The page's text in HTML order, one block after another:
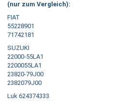
(nur zum Vergleich):
FIAT
55228901
71742181
SUZUKI
22000-55LA1
2200055LA1
23820-79J00
2382079J00
Luk 624374333